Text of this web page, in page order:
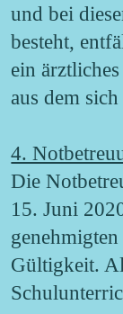
und bei
besteht,
ein
aus dem
4.
Die
15. Juni
Gültigkeit.